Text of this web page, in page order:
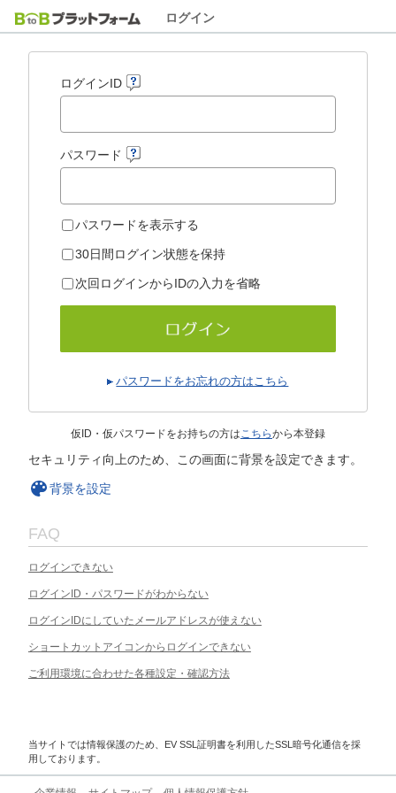
ログイン
ログインID
パスワード
パスワードを表示する
30日間ログイン状態を保持
次回ログインからIDの入力を省略
パスワードをお忘れの方はこちら
仮ID・仮パスワードをお持ちの方はこちらから本登録
セキュリティ向上のため、この画面に背景を設定できます。
背景を設定
FAQ
ログインできない
ログインID・パスワードがわからない
ログインIDにしていたメールアドレスが使えない
ショートカットアイコンからログインできない
ご利用環境に合わせた各種設定・確認方法
当サイトでは情報保護のため、EV SSL証明書を利用したSSL暗号化通信を採
用しております。